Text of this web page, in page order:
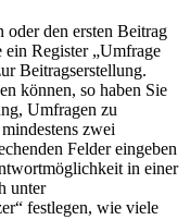
oder den ersten Beitrag
ein Register „Umfrage
Beitragserstellung.
können, so haben Sie
Umfragen zu
zwei
Felder eingeben
in einer
unter
festlegen, wie viele